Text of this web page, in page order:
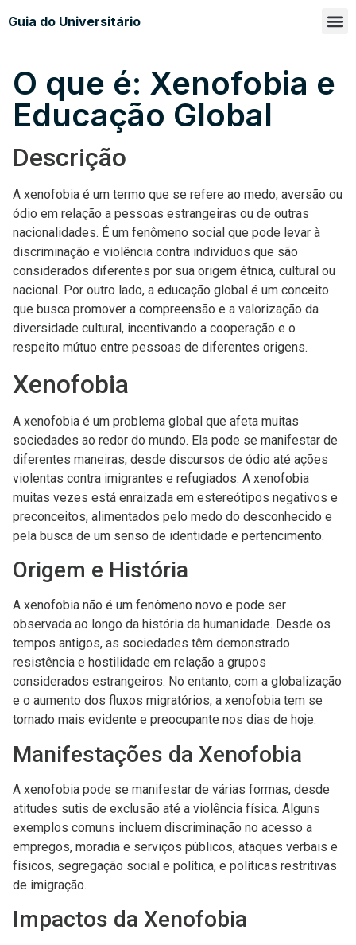
Guia do Universitário
O que é: Xenofobia e
Educação Global
Descrição
A xenofobia é um termo que se refere ao medo, aversão ou
ódio em relação a pessoas estrangeiras ou de outras
nacionalidades. É um fenômeno social que pode levar à
discriminação e violência contra indivíduos que são
considerados diferentes por sua origem étnica, cultural ou
nacional. Por outro lado, a educação global é um conceito
que busca promover a compreensão e a valorização da
diversidade cultural, incentivando a cooperação e o
respeito mútuo entre pessoas de diferentes origens.
Xenofobia
A xenofobia é um problema global que afeta muitas
sociedades ao redor do mundo. Ela pode se manifestar de
diferentes maneiras, desde discursos de ódio até ações
violentas contra imigrantes e refugiados. A xenofobia
muitas vezes está enraizada em estereótipos negativos e
preconceitos, alimentados pelo medo do desconhecido e
pela busca de um senso de identidade e pertencimento.
Origem e História
A xenofobia não é um fenômeno novo e pode ser
observada ao longo da história da humanidade. Desde os
tempos antigos, as sociedades têm demonstrado
resistência e hostilidade em relação a grupos
considerados estrangeiros. No entanto, com a globalização
e o aumento dos fluxos migratórios, a xenofobia tem se
tornado mais evidente e preocupante nos dias de hoje.
Manifestações da Xenofobia
A xenofobia pode se manifestar de várias formas, desde
atitudes sutis de exclusão até a violência física. Alguns
exemplos comuns incluem discriminação no acesso a
empregos, moradia e serviços públicos, ataques verbais e
físicos, segregação social e política, e políticas restritivas
de imigração.
Impactos da Xenofobia